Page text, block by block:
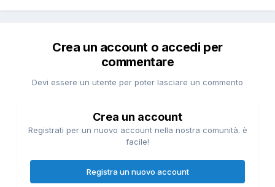
Crea un account o accedi per
commentare
Devi essere un utente per poter lasciare un commento
Crea un account
Registrati per un nuovo account nella nostra comunità. è
facile!
Registra un nuovo account